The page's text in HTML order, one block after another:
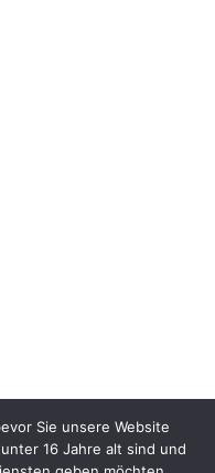
Sie unsere Website
16 Jahre alt sind und